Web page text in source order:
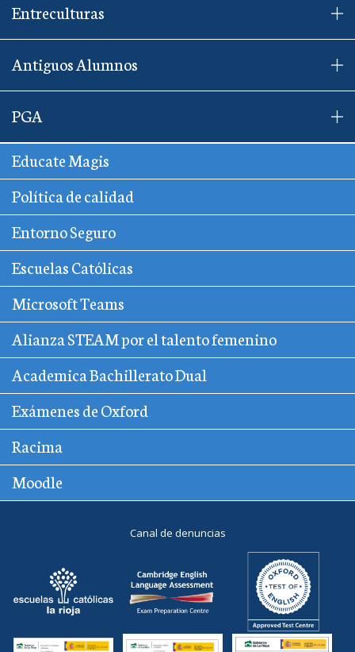
Entreculturas
Antiguos Alumnos
PGA
Educate Magis
Política de calidad
Entorno Seguro
Escuelas Católicas
Microsoft Teams
Alianza STEAM por el talento femenino
Academica Bachillerato Dual
Exámenes de Oxford
Racima
Moodle
Canal de denuncias